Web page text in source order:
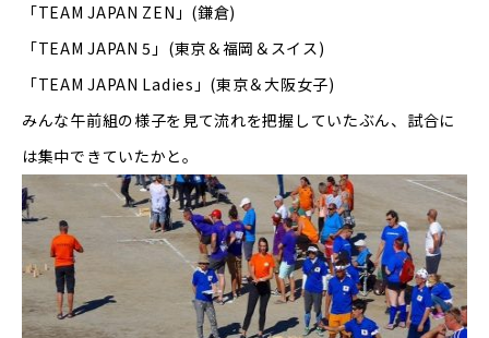
「TEAM JAPAN ZEN 」 (鎌倉)
「TEAM JAPAN 5 」 (東京＆福岡＆スイス)
「TEAM JAPAN Ladies 」 (東京＆大阪女子)
みんな午前組の様子を見て流れを把握していたぶん、試合に
は集中できていたかと。